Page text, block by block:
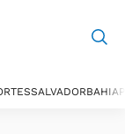
SALVADORBAHIA